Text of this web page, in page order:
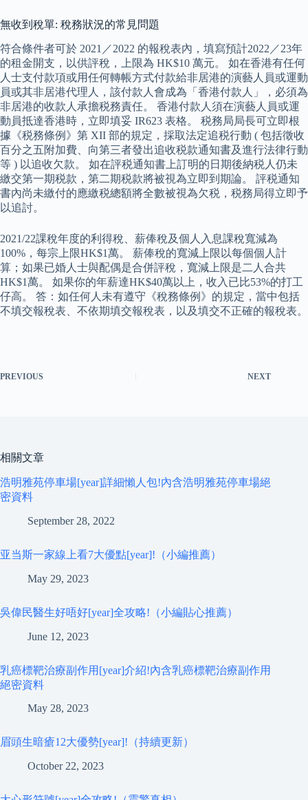
無收到稅單: 稅務狀況的常見問題
符合條件者可於 2021／2022 的報稅表內，填寫預計2022／23年
的租金開支，以供評稅，上限為 HK$10 萬元。 如在香港有任何
人士支付款項或用任何轉帳方式付款給非居港的演藝人員或運動
員或其非居港代理人，該付款人會成為「香港付款人」，必須為
非居港的收款人承擔税務責任。 香港付款人須在演藝人員或運
動員抵達香港時，立即填妥 IR623 表格。 税務局局長可立即根
據《税務條例》第 XII 部的規定，採取法定追税行動 ( 包括徵收
百分之五附加費、向第三者發出追收税款通知書及進行法律行動
等 ) 以追收欠款。 如在評税通知書上訂明的日期後納税人仍未
繳交第一期税款，第二期税款將被視為立即到期論。 評税通知
書內尚未繳付的應繳税總額將全數被視為欠税，税務局得立即予
以追討。
2021/22課稅年度的利得稅、薪俸稅及個人入息課稅寬減為
100%，每宗上限HK$1萬。 薪俸稅的寬減上限以每個個人計
算；如果已婚人士與配偶是合併評稅，寬減上限是二人合共
HK$1萬。 如果你的年薪達HK$40萬以上，收入已比53%的打工
仔高。 答：如任何人未有遵守《稅務條例》的規定，當中包括
不填交報稅表、不依期填交報稅表，以及填交不正確的報稅表。
PREVIOUS NEXT
相關文章
浩明雅苑停車場[year]詳細懶人包!內含浩明雅苑停車場絕
密資料
September 28, 2022
亚当斯一家線上看7大優點[year]!（小編推薦）
May 29, 2023
吳偉民醫生好唔好[year]全攻略!（小編貼心推薦）
June 12, 2023
乳癌標靶治療副作用[year]介紹!內含乳癌標靶治療副作用
絕密資料
May 28, 2023
眉頭生暗瘡12大優勢[year]!（持續更新）
October 22, 2023